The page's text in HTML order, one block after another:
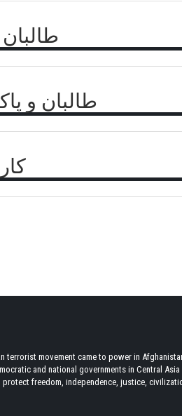
طالبان و
terrorist movement came to power in
and national governments in Central
protect freedom, independence, justice,